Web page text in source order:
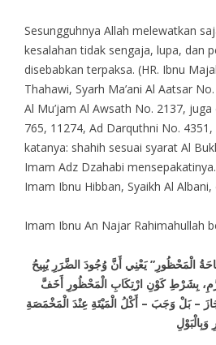
Sesungguhnya Allah melewatkan
kesalahan tidak sengaja, lupa, dan
disebabkan terpaksa. (HR. Ibnu
Thahawi, Syarh Ma’ani Al Aatsar
Al Mu’jam Al Awsath No. 2137,
765, 11274, Ad Darquthni No.
katanya: shahih sesuai syarat Al
Imam Adz Dzahabi
Imam Ibnu Hibban, Syaikh Al Albani,
Imam Ibnu An Najar Rahimahullah
الْمَحْظُورِ” يَعْنِي أَنَّ وُجُودَ الضَّرَرِ يُبِيحُ
بِشَرْطِ كَوْنِ ارْتِكَابِ الْمَحْظُورِ أَخَفَّ
– بَلْ وَجَبَ – أَكْلُ الْمَيْتَةِ عِنْدَ الْمَخْمَصَةِ